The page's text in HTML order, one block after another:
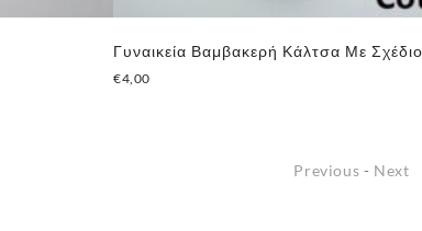
Γυναικεία Βαμβακερή Κάλτσα Με Σχέδιο
€4,00
Previous - Next